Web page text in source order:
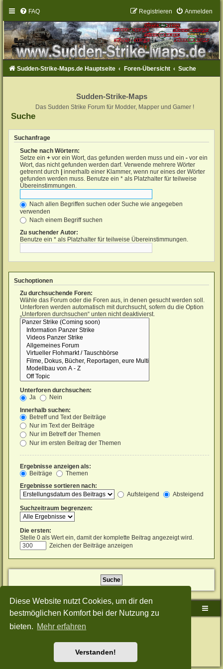
Diese Website nutzt Cookies, um dir den
bestmöglichen Komfort bei der Nutzung zu
bieten. Mehr erfahren
Verstanden!
FAQ Anmelden
Registrieren
Sudden-Strike-Maps.de Hauptseite Foren-Übersicht Suche
Sudden-Strike-Maps
Das Sudden Strike Forum für Modder, Mapper und Gamer !
Suche
Suchanfrage
Suche nach Wörtern:
Setze ein+ vor ein Wort, das gefunden werden muss und ein- vor ein
Wort, das nicht gefunden werden darf. Verwende mehrere Wörter
getrennt durch
innerhalb einer Klammer, wenn nur eines der Wörter
gefunden werden muss. Benutze ein * als Platzhalter für teilweise
Übereinstimmungen.
Nach allen Begriffen suchen oder Suche wie angegeben
verwenden
Nach einem Begriff suchen
Zu suchender Autor:
Benutze ein * als Platzhalter für teilweise Übereinstimmungen.
Suchoptionen
Zu durchsuchende Foren:
Wähle das Forum oder die Foren aus, in denen gesucht werden soll.
Unterforen werden automatisch mit durchsucht, sofern du die Option
„Unterforen durchsuchen“ unten nicht deaktivierst.
Unterforen durchsuchen:
Ja
Nein
Innerhalb suchen:
Betreff und Text der Beiträge
Nur im Text der Beiträge
Nur im Betreff der Themen
Nur im ersten Beitrag der Themen
Ergebnisse anzeigen als:
Beiträge
Themen
Ergebnisse sortieren nach:
Aufsteigend
Absteigend
Suchzeitraum begrenzen:
Die ersten:
Stelle 0 als Wert ein, damit der komplette Beitrag angezeigt wird.
Zeichen der Beiträge anzeigen
Sudden-Strike-Maps.de Hauptseite Foren-Übersicht
Powered byphpBB® Forum Software © phpBB Limited
Style: Green-Style-Split by Joyce&LunaphpBB-Style-Design
Nutzungsbedingungen